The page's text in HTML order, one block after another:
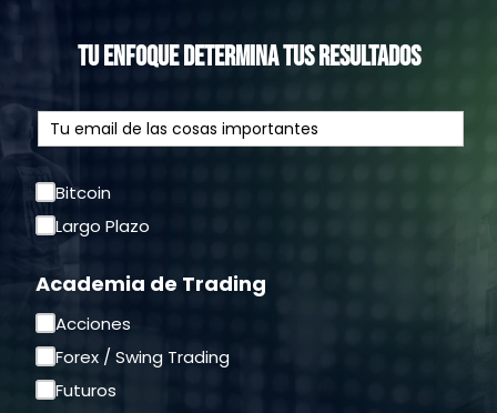
TU ENFOQUE DETERMINA TUS RESULTADOS
Bitcoin
Largo Plazo
Academia de Trading
Acciones
Forex / Swing Trading
Futuros